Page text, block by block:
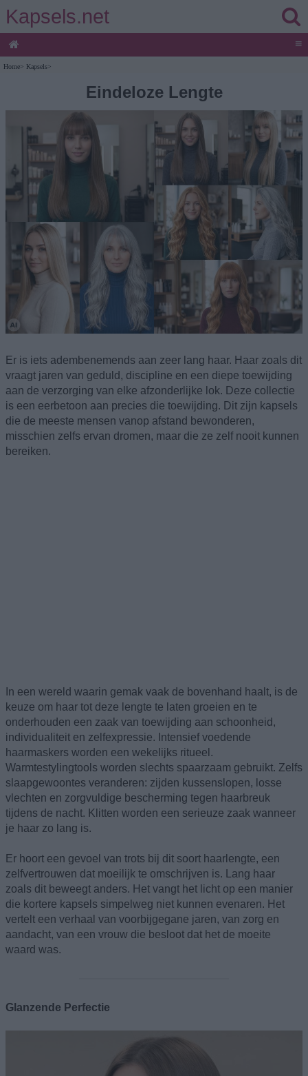
Kapsels.net
≡
Home> Kapsels>
Eindeloze Lengte
Er is iets adembenemends aan zeer lang haar. Haar zoals dit
vraagt jaren van geduld, discipline en een diepe toewijding
aan de verzorging van elke afzonderlijke lok. Deze collectie
is een eerbetoon aan precies die toewijding. Dit zijn kapsels
die de meeste mensen vanop afstand bewonderen,
misschien zelfs ervan dromen, maar die ze zelf nooit kunnen
bereiken.
In een wereld waarin gemak vaak de bovenhand haalt, is de
keuze om haar tot deze lengte te laten groeien en te
onderhouden een zaak van toewijding aan schoonheid,
individualiteit en zelfexpressie. Intensief voedende
haarmaskers worden een wekelijks ritueel.
Warmtestylingtools worden slechts spaarzaam gebruikt. Zelfs
slaapgewoontes veranderen: zijden kussenslopen, losse
vlechten en zorgvuldige bescherming tegen haarbreuk
tijdens de nacht. Klitten worden een serieuze zaak wanneer
je haar zo lang is.
Er hoort een gevoel van trots bij dit soort haarlengte, een
zelfvertrouwen dat moeilijk te omschrijven is. Lang haar
zoals dit beweegt anders. Het vangt het licht op een manier
die kortere kapsels simpelweg niet kunnen evenaren. Het
vertelt een verhaal van voorbijgegane jaren, van zorg en
aandacht, van een vrouw die besloot dat het de moeite
waard was.
Glanzende Perfectie